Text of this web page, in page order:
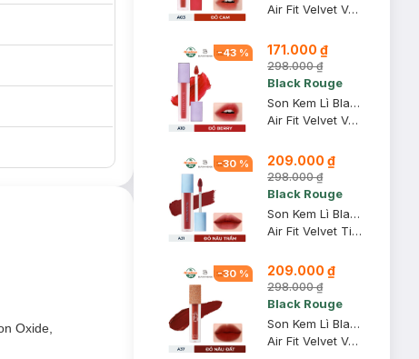
Oxide,
Air Fit Velvet Ver 1 The Red #A03 Soft Red
-43 % 171.000 ₫
298.000 ₫
Black Rouge
Son Kem Lì Black Rouge A10 Red Berry - Đỏ Berry 4.5g
Air Fit Velvet Ver 2 Mood Filter #A10 Red Berry
-30 % 209.000 ₫
298.000 ₫
Black Rouge
Son Kem Lì Black Rouge A31 Dry Daisy - Đỏ Nâu Trầm 4.5g
Air Fit Velvet Tint Ver 6 Blueming Garden #A31 Dry Daisy
-30 % 209.000 ₫
298.000 ₫
Black Rouge
Son Kem Lì Black Rouge A37 Chili King - Đỏ Nâu Đất 4.5g
Air Fit Velvet Ver 7 Velvet Crown